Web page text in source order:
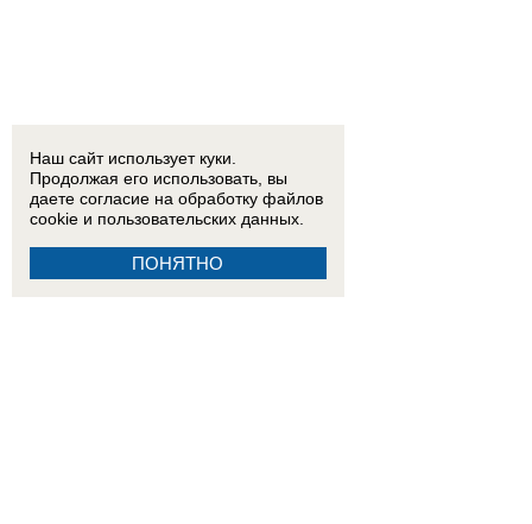
Наш сайт использует куки.
Продолжая его использовать, вы
даете согласие на обработку файлов
cookie и пользовательских данных.
ПОНЯТНО